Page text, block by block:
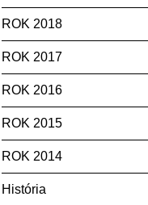
ROK 2018
ROK 2017
ROK 2016
ROK 2015
ROK 2014
História